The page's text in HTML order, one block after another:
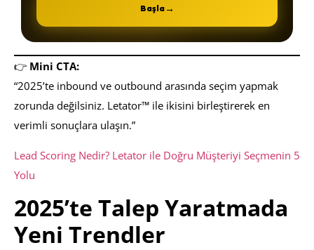
Başla→
👉 Mini CTA:
“2025’te inbound ve outbound arasında seçim yapmak
zorunda değilsiniz. Letator™ ile ikisini birleştirerek en
verimli sonuçlara ulaşın.”
Lead Scoring Nedir? Letator ile Doğru Müşteriyi Seçmenin 5
Yolu
2025’te Talep Yaratmada
Yeni Trendler